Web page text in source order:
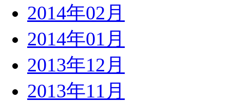
2014年02月
2014年01月
2013年12月
2013年11月